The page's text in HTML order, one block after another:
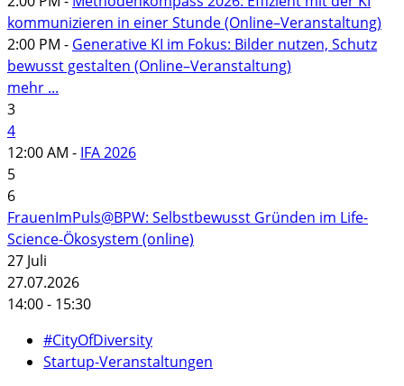
kommunizieren in einer Stunde (Online–Veranstaltung)
2:00 PM - Generative KI im Fokus: Bilder nutzen, Schutz
bewusst gestalten (Online–Veranstaltung)
mehr ...
3
4
12:00 AM - IFA 2026
5
6
FrauenImPuls@BPW: Selbstbewusst Gründen im Life-
Science-Ökosystem (online)
27 Juli
27.07.2026
14:00 - 15:30
#CityOfDiversity
Startup-Veranstaltungen